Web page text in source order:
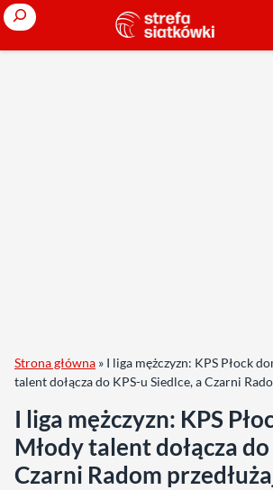
Search
Strona główna » I liga mężczyzn: KPS Płock
talent dołącza do KPS-u Siedlce, a Czarni
I liga mężczyzn: KPS
Młody talent dołącza
Czarni Radom